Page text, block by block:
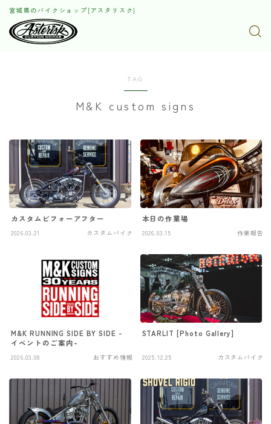
宮城県のバイクショップ[アスタリスク]
TAG
M&K custom signs
カスタムビフォーアフター
2026.03.21 カスタムバイク
本日の作業場
2026.03.15 作業報告
M&K RUNNING SIDE BY SIDE -
イベントのご案内-
2026.03.08 おすすめ情報
STARLIT [Photo Gallery]
2025.12.25 カスタムバイク